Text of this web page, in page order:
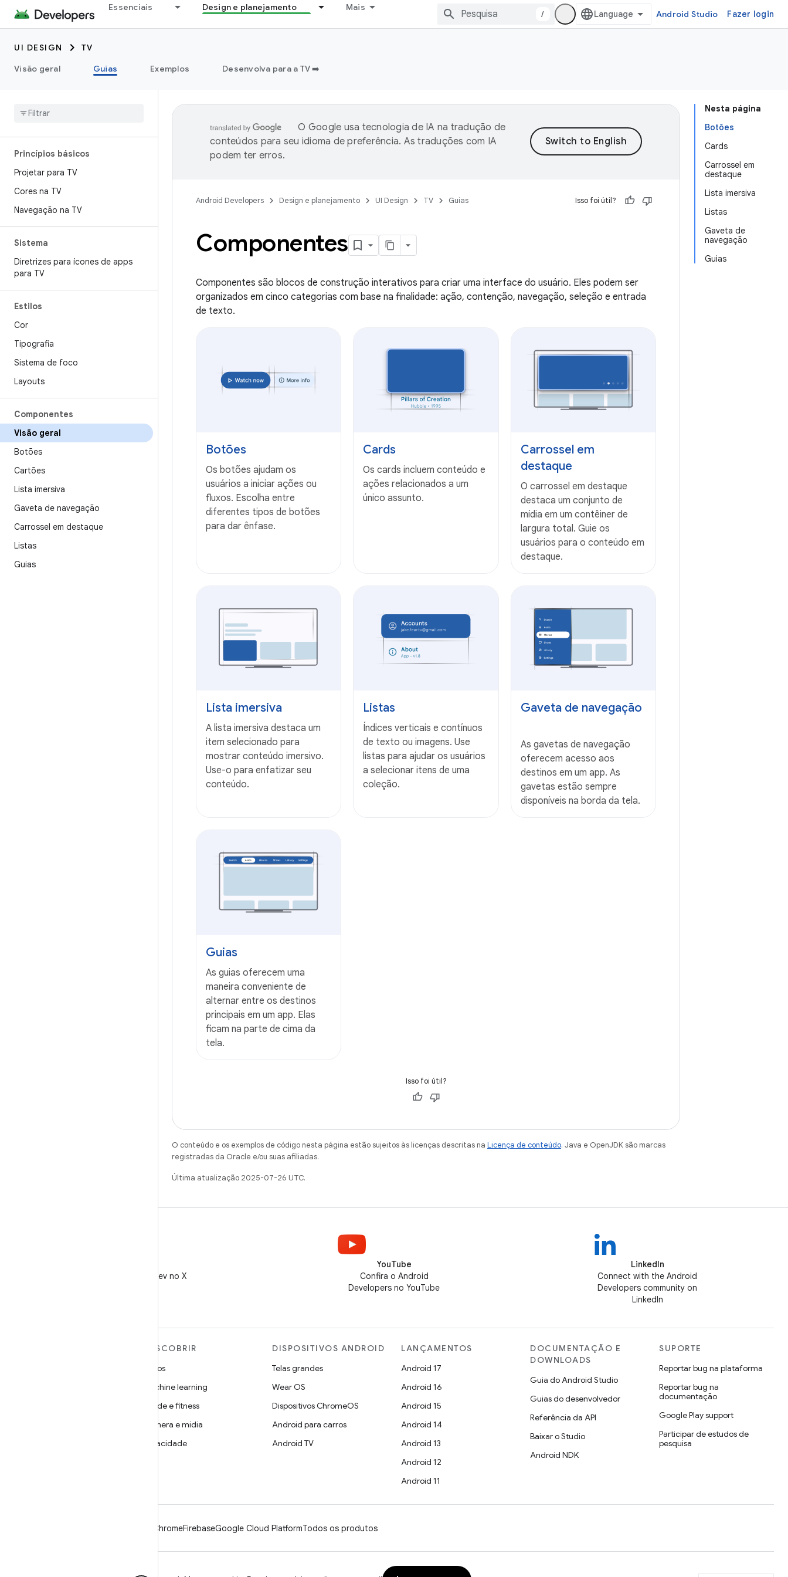
Essenciais Design e planejamento Mais
/ Android Studio Fazer login
UI DESIGN
TV
Visão geral
Guias Exemplos Desenvolva para a TV ➡️
Princípios básicos
Projetar para TV
Cores na TV
Navegação na TV
Sistema
Diretrizes para ícones de apps
para TV
Estilos
Cor
Tipografia
Sistema de foco
Layouts
Componentes
Visão geral
Botões
Cartões
Lista imersiva
Gaveta de navegação
Carrossel em destaque
Listas
Guias
Nesta página
Botões
Cards
Carrossel em
destaque
Lista imersiva
Listas
Gaveta de
navegação
Guias
O Google usa tecnologia de IA na tradução de
conteúdos para seu idioma de preferência. As traduções com IA
podem ter erros.
Android Developers Design e planejamento UI Design TV Guias Isso foi útil?
Componentes
Componentes são blocos de construção interativos para criar uma interface do usuário. Eles podem ser
organizados em cinco categorias com base na finalidade: ação, contenção, navegação, seleção e entrada
de texto.
Botões
Os botões ajudam os
usuários a iniciar ações ou
fluxos. Escolha entre
diferentes tipos de botões
para dar ênfase.
Cards
Os cards incluem conteúdo e
ações relacionados a um
único assunto.
Carrossel em
destaque
O carrossel em destaque
destaca um conjunto de
mídia em um contêiner de
largura total. Guie os
usuários para o conteúdo em
destaque.
Lista imersiva
A lista imersiva destaca um
item selecionado para
mostrar conteúdo imersivo.
Use-o para enfatizar seu
conteúdo.
Listas
Índices verticais e contínuos
de texto ou imagens. Use
listas para ajudar os usuários
a selecionar itens de uma
coleção.
Gaveta de navegação
As gavetas de navegação
oferecem acesso aos
destinos em um app. As
gavetas estão sempre
disponíveis na borda da tela.
Guias
As guias oferecem uma
maneira conveniente de
alternar entre os destinos
principais em um app. Elas
ficam na parte de cima da
tela.
Isso foi útil?
O conteúdo e os exemplos de código nesta página estão sujeitos às licenças descritas na Licença de conteúdo. Java e OpenJDK são marcas
registradas da Oracle e/ou suas afiliadas.
Última atualização 2025-07-26 UTC.
Siga @AndroidDev no X
YouTube
Confira o Android
Developers no YouTube
LinkedIn
Connect with the Android
Developers community on
LinkedIn
DESCOBRIR
Jogos
Machine learning
Saúde e fitness
Câmera e mídia
Privacidade
DISPOSITIVOS ANDROID
Telas grandes
Wear OS
Dispositivos ChromeOS
Android para carros
Android TV
LANÇAMENTOS
Android 17
Android 16
Android 15
Android 14
Android 13
Android 12
Android 11
DOCUMENTAÇÃO E
DOWNLOADS
Guia do Android Studio
Guias do desenvolvedor
Referência da API
Baixar o Studio
Android NDK
SUPORTE
Reportar bug na plataforma
Reportar bug na
documentação
Google Play support
Participar de estudos de
pesquisa
ChromeFirebaseGoogle Cloud PlatformTodos os produtos